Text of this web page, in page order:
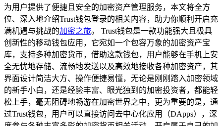
为用户提供了便捷且安全的加密资产管理服务，本文将全方
位、深入地介绍Trust钱包登录的相关内容，助力你顺利开启充
满机遇与挑战的加密之旅。 Trust钱包是一款功能强大且极具
创新性的移动钱包应用，它宛如一个包容万象的加密资产宝
库，支持多种加密货币，借助这款钱包，用户能够在手机上安
全无忧地存储、流畅地发送以及高效地接收各种加密资产，其
界面设计简洁大方、操作便捷易懂，无论是刚刚踏入加密领域
的新手小白，还是经验丰富、眼光独到的加密投资者，都能轻
松上手，毫无阻碍地畅游在加密世界之中，更为重要的是，通
过Trust钱包，用户可以直接访问去中心化应用（DApps），深